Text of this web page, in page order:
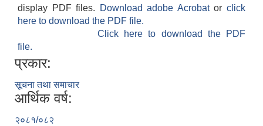
display PDF files.
Download adobe Acrobatorclick
here to download the PDF file.
Click here to download the PDF
file.
प्रकार:
सूचना तथा समाचार
आर्थिक वर्ष:
२०८१/०८२